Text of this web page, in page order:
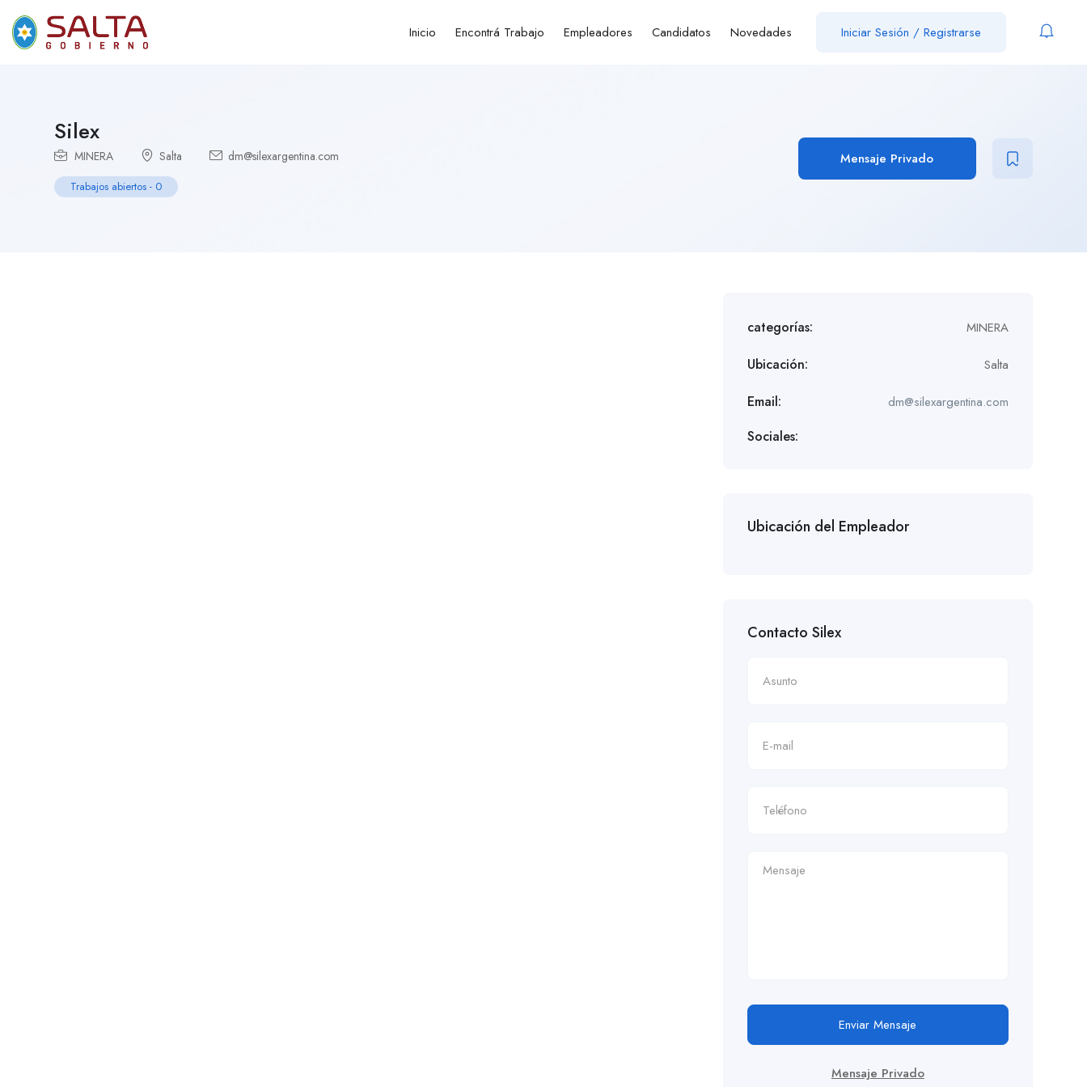
Inicio Encontrá Trabajo Empleadores Candidatos Novedades Iniciar Sesión / Registrarse
Silex
MINERA Salta dm@silexargentina.com
Trabajos abiertos - 0
Mensaje Privado
categorías: MINERA
Ubicación: Salta
Email: dm@silexargentina.com
Sociales:
Ubicación del Empleador
Contacto Silex
Enviar Mensaje
Mensaje Privado